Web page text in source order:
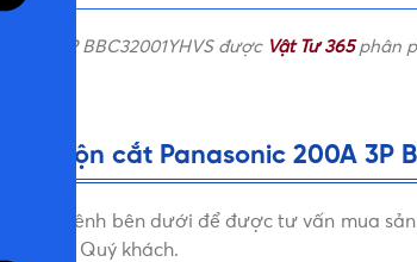
200A 3P BBC32001YHVS được Vật Tư 365phân
cuộn cắt Panasonic 200A 3P
các kênh bên dưới để được tư vấn mua
phục vụ Quý khách.